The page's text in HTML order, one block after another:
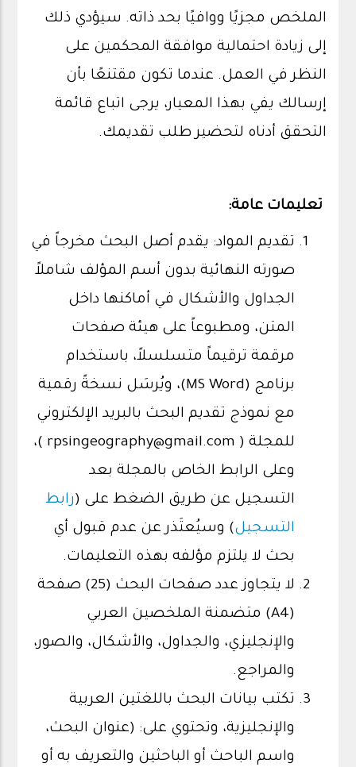
الملخص مجزيًا ووافيًا بحد ذاته. سيؤدي ذلك
إلى زيادة احتمالية موافقة المحكمين على
النظر في العمل. عندما تكون مقتنعًا بأن
إرسالك يفي بهذا المعيار، يرجى اتباع قائمة
التحقق أدناه لتحضير طلب تقديمك.
تعليمات عامة:
تقديم المواد: يقدم أصل البحث مخرجاً في
صورته النهائية بدون أسم المؤلف شاملاً
الجداول والأشكال في أماكنها داخل
المتن، ومطبوعاً على هيئة صفحات
مرقمة ترقيماً متسلسلاً، باستخدام
برنامج (MS Word)، ويُرسَل نسخةً رقمية
مع نموذج تقديم البحث بالبريد الإلكتروني
للمجلة ( rpsingeography@gmail.com )،
وعلى الرابط الخاص بالمجلة بعد
التسجيل عن طريق الضغط على (رابط
التسجيل) وسيُعتَذر عن عدم قبول أي
بحث لا يلتزم مؤلفه بهذه التعليمات.
لا يتجاوز عدد صفحات البحث (25) صفحة
(A4) متضمنة الملخصين العربي
والإنجليزي، والجداول، والأشكال، والصور،
والمراجع.
تكتب بيانات البحث باللغتين العربية
والإنجليزية، وتحتوي على: (عنوان البحث،
واسم الباحث أو الباحثين والتعريف به أو